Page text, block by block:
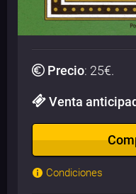
Precio: 25€.
Venta
Condiciones